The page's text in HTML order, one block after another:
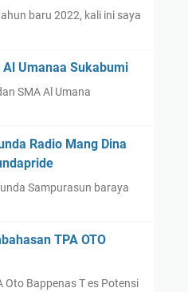
baru 2022, kali ini saya
Umanaa Sukabumi
SMA Al Umana
Radio Mang Dina
Sampurasun baraya
TPA OTO
Oto Bappenas T es Potensi